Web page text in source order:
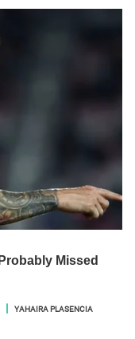
YAHAIRA PLASENCIA